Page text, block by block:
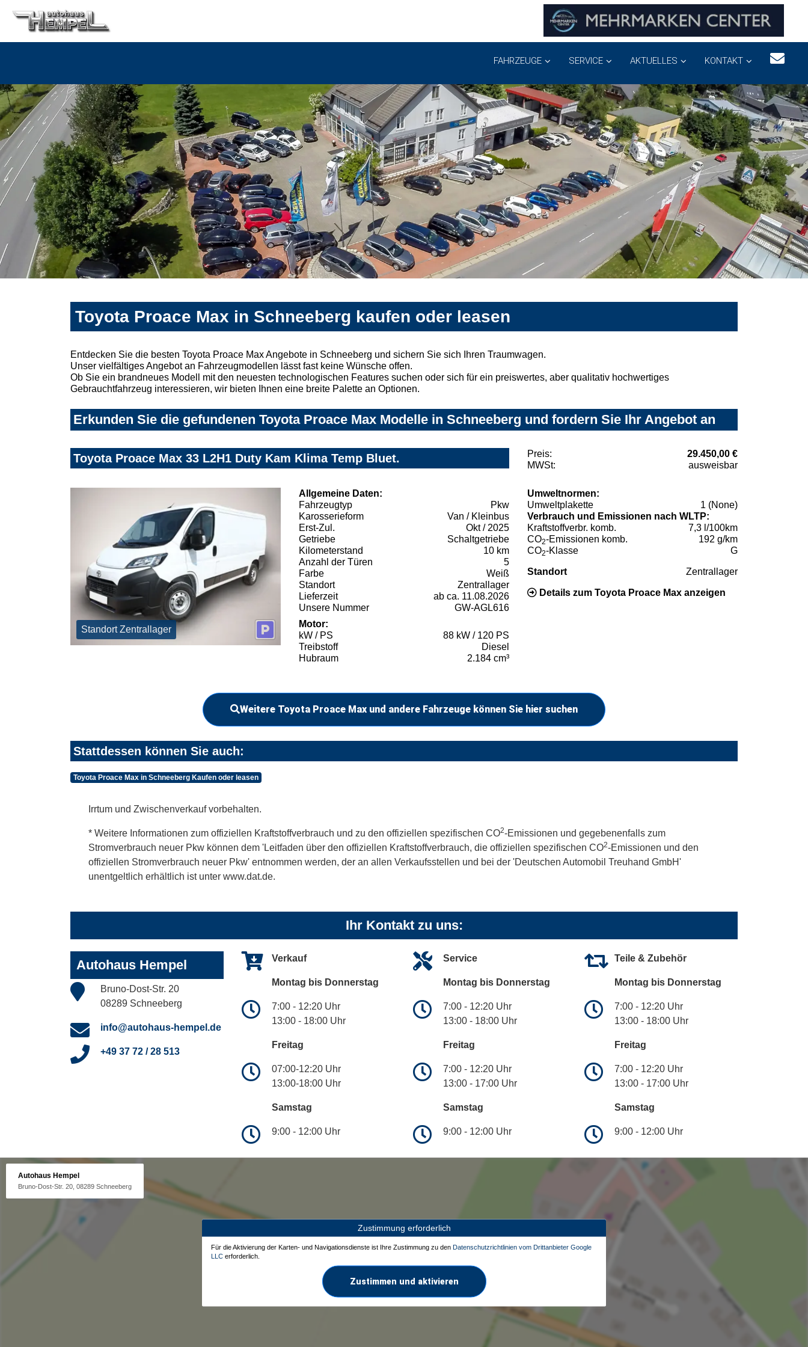
FAHRZEUGE SERVICE AKTUELLES KONTAKT
Toyota Proace Max in Schneeberg kaufen oder leasen
Entdecken Sie die besten Toyota Proace Max Angebote in Schneeberg und sichern Sie sich Ihren Traumwagen.
Unser vielfältiges Angebot an Fahrzeugmodellen lässt fast keine Wünsche offen.
Ob Sie ein brandneues Modell mit den neuesten technologischen Features suchen oder sich für ein preiswertes, aber qualitativ hochwertiges
Gebrauchtfahrzeug interessieren, wir bieten Ihnen eine breite Palette an Optionen.
Erkunden Sie die gefundenen Toyota Proace Max Modelle in Schneeberg und fordern Sie Ihr Angebot an
Toyota Proace Max 33 L2H1 Duty Kam Klima Temp Bluet. Preis:
29.450,00 €
MWSt:
ausweisbar
Standort Zentrallager
Allgemeine Daten:
Fahrzeugtyp
Pkw
Karosserieform
Van / Kleinbus
Erst-Zul.
Okt / 2025
Getriebe
Schaltgetriebe
Kilometerstand
10 km
Anzahl der Türen
5
Farbe
Weiß
Standort
Zentrallager
Lieferzeit
ab ca. 11.08.2026
Unsere Nummer
GW-AGL616
Motor:
kW / PS
88 kW / 120 PS
Treibstoff
Diesel
Hubraum
2.184 cm³
Umweltnormen:
Umweltplakette
1 (None)
Verbrauch und Emissionen nach WLTP:
Kraftstoffverbr. komb.
7,3 l/100km
CO2-Emissionen komb.
192 g/km
CO2-Klasse G
Standort Zentrallager
Details zum Toyota Proace Max anzeigen
Weitere Toyota Proace Max und andere Fahrzeuge können Sie hier suchen
Stattdessen können Sie auch:
Toyota Proace Max in Schneeberg Kaufen oder leasen
Irrtum und Zwischenverkauf vorbehalten.
* Weitere Informationen zum offiziellen Kraftstoffverbrauch und zu den offiziellen spezifischen CO2-Emissionen und gegebenenfalls zum
Stromverbrauch neuer Pkw können dem 'Leitfaden über den offiziellen Kraftstoffverbrauch, die offiziellen spezifischen CO2-Emissionen und den
offiziellen Stromverbrauch neuer Pkw' entnommen werden, der an allen Verkaufsstellen und bei der 'Deutschen Automobil Treuhand GmbH'
unentgeltlich erhältlich ist unter www.dat.de.
Ihr Kontakt zu uns:
Autohaus Hempel
Bruno-Dost-Str. 20
08289 Schneeberg
info@autohaus-hempel.de
+49 37 72 / 28 513
Verkauf
Montag bis Donnerstag
7:00 - 12:20 Uhr
13:00 - 18:00 Uhr
Freitag
07:00-12:20 Uhr
13:00-18:00 Uhr
Samstag
9:00 - 12:00 Uhr
Service
Montag bis Donnerstag
7:00 - 12:20 Uhr
13:00 - 18:00 Uhr
Freitag
7:00 - 12:20 Uhr
13:00 - 17:00 Uhr
Samstag
9:00 - 12:00 Uhr
Teile & Zubehör
Montag bis Donnerstag
7:00 - 12:20 Uhr
13:00 - 18:00 Uhr
Freitag
7:00 - 12:20 Uhr
13:00 - 17:00 Uhr
Samstag
9:00 - 12:00 Uhr
Autohaus Hempel
Bruno-Dost-Str. 20, 08289 Schneeberg
Zustimmung erforderlich
Für die Aktivierung der Karten- und Navigationsdienste ist Ihre Zustimmung zu den Datenschutzrichtlinien vom Drittanbieter Google
LLC erforderlich.
Zustimmen und aktivieren